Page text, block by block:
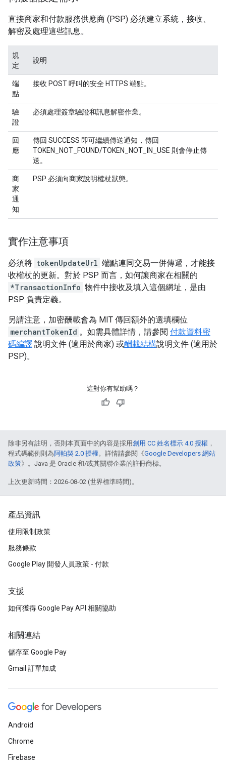
直接商家和付款服務供應商 (PSP) 必須建立系統，接收、
解密及處理這些訊息。
規
定
說明
端
點
接收 POST 呼叫的安全 HTTPS 端點。
驗
證
必須處理簽章驗證和訊息解密作業。
回
應
傳回 SUCCESS 即可繼續傳送通知，傳回
TOKEN_NOT_FOUND/TOKEN_NOT_IN_USE 則會停止傳
送。
商
家
通
知
PSP 必須向商家說明權杖狀態。
實作注意事項
必須將 tokenUpdateUrl 端點連同交易一併傳遞，才能接
收權杖的更新。對於 PSP 而言，如何讓商家在相關的
*TransactionInfo 物件中接收及填入這個網址，是由
PSP 負責定義。
另請注意，加密酬載會為 MIT 傳回額外的選填欄位
merchantTokenId 。如需具體詳情，請參閱 付款資料密
碼編譯 說明文件 (適用於商家) 或酬載結構說明文件 (適用於
PSP)。
這對你有幫助嗎？
除非另有註明，否則本頁面中的內容是採用創用 CC 姓名標示 4.0 授權 ，
程式碼範例則為阿帕契 2.0 授權。詳情請參閱《Google Developers 網站
政策》。Java 是 Oracle 和/或其關聯企業的註冊商標。
上次更新時間：2026-08-02 (世界標準時間)。
產品資訊
使用限制政策
服務條款
Google Play 開發人員政策 - 付款
支援
如何獲得 Google Pay API 相關協助
相關連結
儲存至 Google Pay
Gmail 訂單加成
Android
Chrome
Firebase